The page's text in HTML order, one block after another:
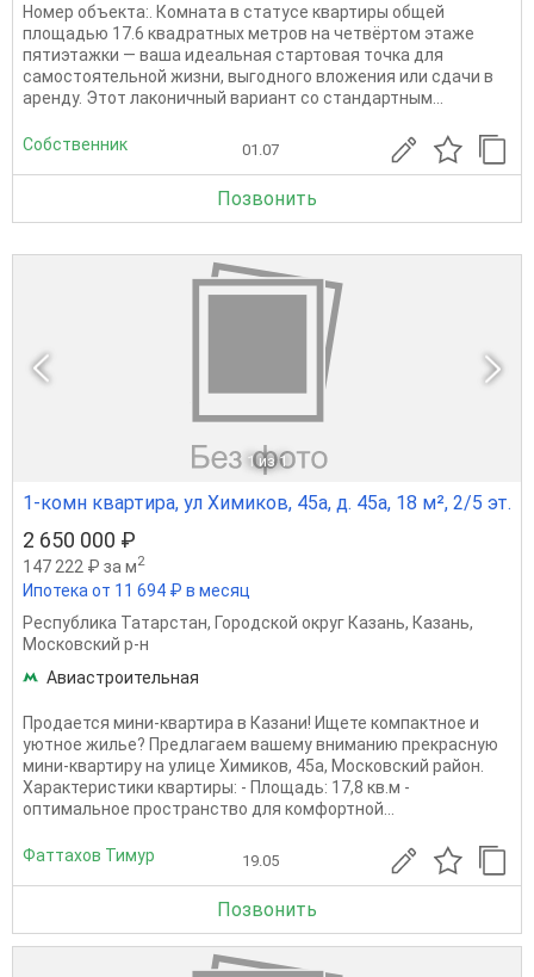
Номер объекта:. Комната в статусе квартиры общей
площадью 17.6 квадратных метров на четвёртом этаже
пятиэтажки — ваша идеальная стартовая точка для
самостоятельной жизни, выгодного вложения или сдачи в
аренду. Этот лаконичный вариант со стандартным...
Собственник 01.07
Позвонить
1 из 1
1-комн квартира, ул Химиков, 45а, д. 45а, 18 м², 2/5 эт.
2 650 000 ₽
147 222 ₽ за м2
Ипотека от 11 694 ₽ в месяц
Республика Татарстан, Городской округ Казань, Казань,
Московский р-н
Авиастроительная
Продается мини-квартира в Казани! Ищете компактное и
уютное жилье? Предлагаем вашему вниманию прекрасную
мини-квартиру на улице Химиков, 45а, Московский район.
Характеристики квартиры: - Площадь: 17,8 кв.м -
оптимальное пространство для комфортной...
Фаттахов Тимур 19.05
Позвонить